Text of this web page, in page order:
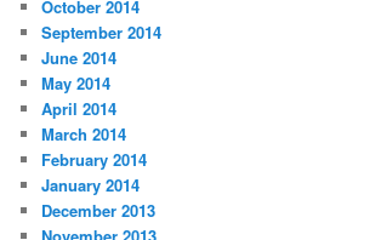
October 2014
September 2014
June 2014
May 2014
April 2014
March 2014
February 2014
January 2014
December 2013